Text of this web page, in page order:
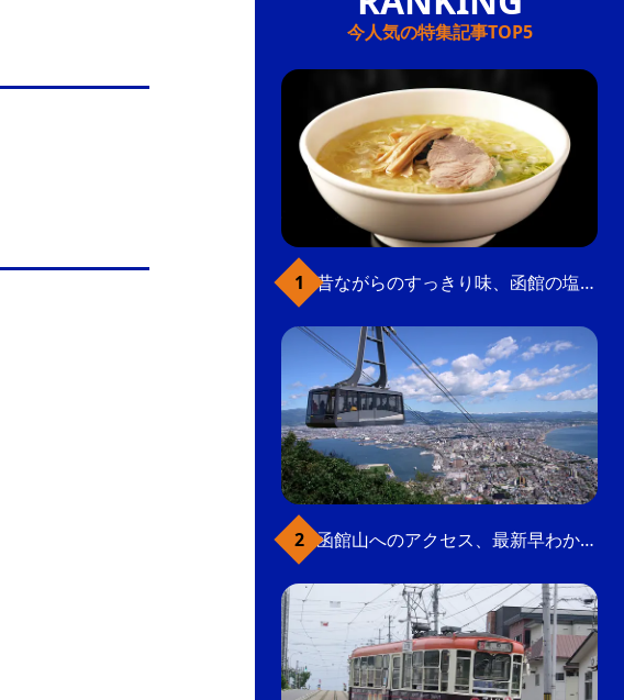
今人気の特集記事TOP5
昔ながらのすっきり味、函館の塩ラーメン
函館山へのアクセス、最新早わかりガイド